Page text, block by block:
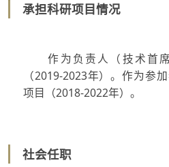
承担科研项目情况
作为负责人（技术首席
（2019-2023年）。作为参
项目（2018-2022年）。
社会任职